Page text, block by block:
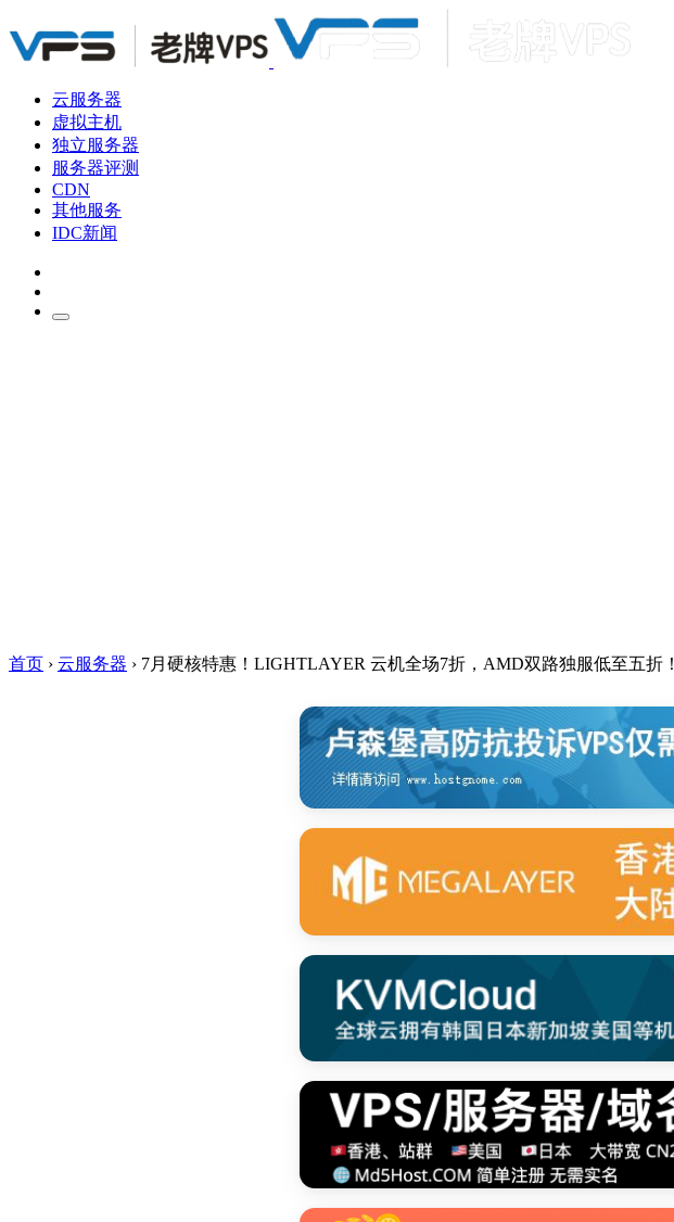
云服务器
虚拟主机
独立服务器
服务器评测
CDN
其他服务
IDC新闻
首页 › 云服务器 › 7月硬核特惠！LIGHTLAYER 云机全场7折，AMD双路独服低至五折！